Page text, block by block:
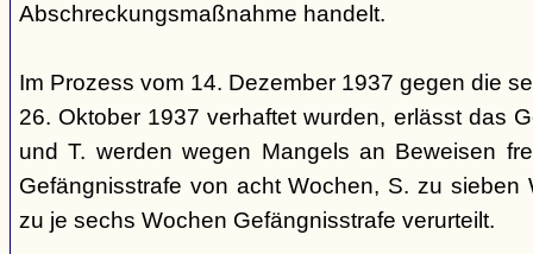
Abschreckungsmaßnahme handelt.
Im Prozess vom 14. Dezember 1937 gegen die
26. Oktober 1937 verhaftet wurden, erlässt das
und T. werden wegen Mangels an Beweisen
Gefängnisstrafe von acht Wochen, S. zu sieben
zu je sechs Wochen Gefängnisstrafe verurteilt.